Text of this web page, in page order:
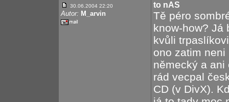
30.06.2004 22:20
Autor: M_arvin
to nAS
Tě péro
know-how? Já
kvůli
ono zatim
německý a ani
rád vecpal
CD (v DivX).